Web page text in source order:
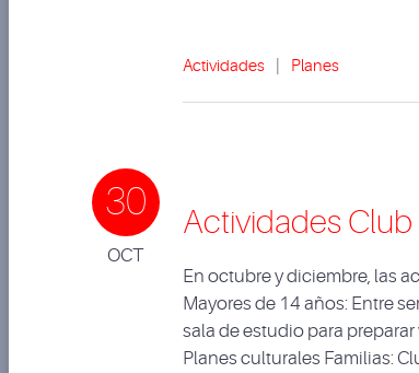
Actividades Planes
30
OCT
Actividades
En octubre y diciembre, las
Mayores de 14 años: Entre
sala de estudio para
Planes culturales Familias: